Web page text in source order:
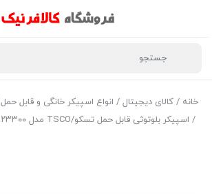
خانه / کالای دیجیتال / انواع اسپیکر خانگی و قابل حمل
/ اسپیکر بلوتوثی قابل حمل تسکو/TSCO مدل TS ۲۳۳۰۰